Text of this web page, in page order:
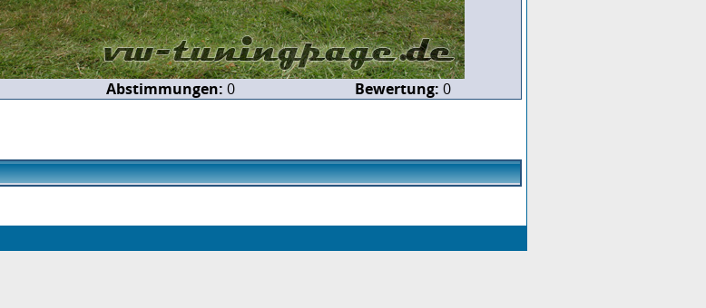
Abstimmungen: 0 Bewertung: 0